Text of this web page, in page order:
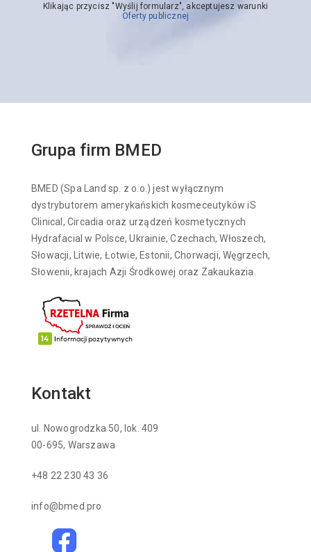
Klikając przycisz "Wyślij formularz", akceptujesz warunki
Oferty publicznej
Grupa firm BMED
BMED (Spa Land sp. z o.o.) jest wyłącznym
dystrybutorem amerykańskich kosmeceutyków iS
Clinical, Circadia oraz urządzeń kosmetycznych
Hydrafacial w Polsce, Ukrainie, Czechach, Włoszech,
Słowacji, Litwie, Łotwie, Estonii, Chorwacji, Węgrzech,
Słowenii, krajach Azji Środkowej oraz Zakaukazia.
Kontakt
ul. Nowogrodzka 50, lok. 409
00-695, Warszawa
+48 22 230 43 36
info@bmed.pro